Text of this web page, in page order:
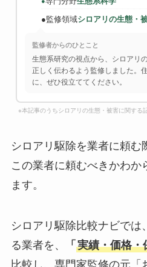
●監修領域シロアリの生態・
監修者からのひとこと
生態系研究の視点から、シロアリ
正しく伝わるよう監修しました。
に、ぜひ役立ててください。
※本記事のうちシロアリの生態・被害に関する
シロアリ駆除を業者に頼む
この業者に頼むべきかわか
ます。
シロアリ駆除比較ナビでは
る業者を、
「 実績・価格・